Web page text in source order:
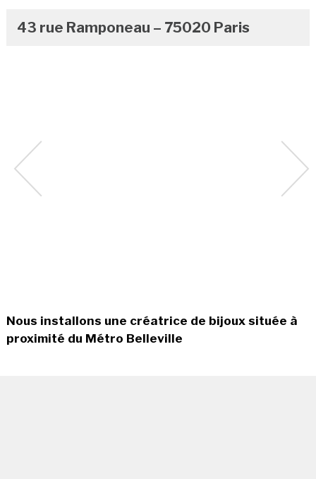
43 rue Ramponeau – 75020 Paris
Nous installons une créatrice de bijoux située à
proximité du Métro Belleville